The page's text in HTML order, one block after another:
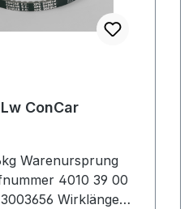
ConCar
Warenursprung
4010 39 00
Wirklänge